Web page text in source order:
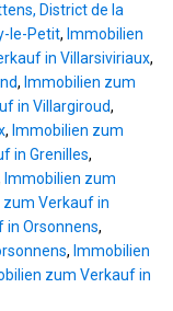
District de la
le-Petit, Immobilien
in Villarsiviriaux,
, Immobilien zum
in Villargiroud,
, Immobilien zum
in Grenilles,
Immobilien zum
zum Verkauf in
in Orsonnens,
, Immobilien
zum Verkauf in